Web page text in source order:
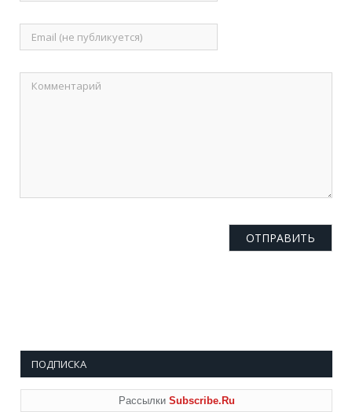
ПОДПИСКА
Рассылки Subscribe.Ru